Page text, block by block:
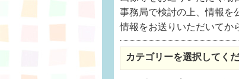
事務局で検討の上、情報を
情報をお送りいただいてか
カテゴリーを選択してく